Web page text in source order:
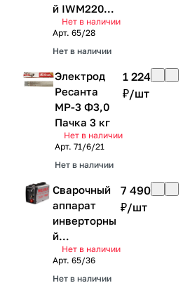
й IWM220
Eurolux
Нет в наличии
Арт. 65/28
Нет в наличии
Электрод
Ресанта
МР-3 Ф3,0
Пачка 3 кг
Нет в наличии
Арт. 71/6/21
Нет в наличии
1 224
₽/шт
Сварочный
аппарат
инверторны
й
САИ190К(ко
мпакт)
Ресанта
Нет в наличии
Арт. 65/36
Нет в наличии
7 490
₽/шт